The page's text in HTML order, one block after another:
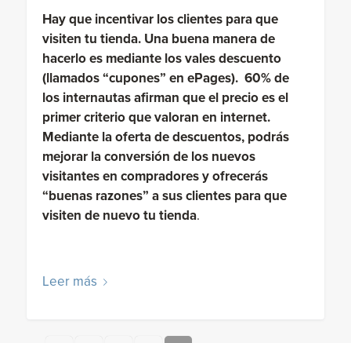
Hay que incentivar los clientes para que
visiten tu tienda. Una buena manera de
hacerlo es mediante los vales descuento
(llamados “cupones” en ePages). 60% de
los internautas afirman que el precio es el
primer criterio que valoran en internet.
Mediante la oferta de descuentos, podrás
mejorar la conversión de los nuevos
visitantes en compradores y ofrecerás
“buenas razones” a sus clientes para que
visiten de nuevo tu tienda.
Leer más